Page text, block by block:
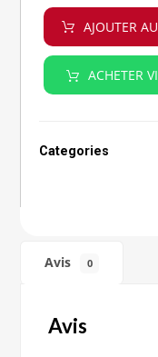
AJOUTER
ACHETER
Categories
Avis 0
Avis